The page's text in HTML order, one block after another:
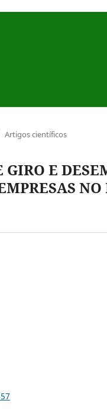
Artigos científicos
E